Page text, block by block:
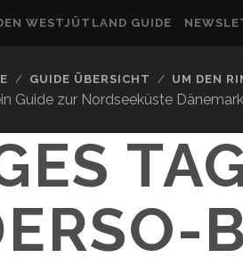
WESTJÜTLAND GUIDE
Guide zur Nordseeküste
GUIDE ÜBERSICHT UM DEN